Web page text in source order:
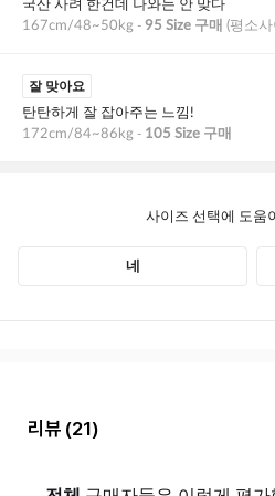
리뷰 (21)